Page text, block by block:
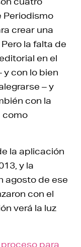
Periodismo
crear una
la falta de
en el
y con lo bien
– y
con la
como
la aplicación
y la
agosto de ese
con el
verá la luz
proceso para